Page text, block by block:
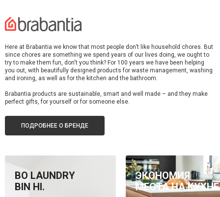
Here at Brabantia we know that most people don’t like household chores. But
since chores are something we spend years of our lives doing, we ought to
try to make them fun, don't you think? For 100 years we have been helping
you out, with beautifully designed products for waste management, washing
and ironing, as well as for the kitchen and the bathroom.
Brabantia products are sustainable, smart and well made – and they make
perfect gifts, for yourself or for someone else.
ПОДРОБНЕЕ О БРЕНДЕ
BO LAUNDRY
BIN HI.
ЭКОНОМИЯ
МЕСТА НА